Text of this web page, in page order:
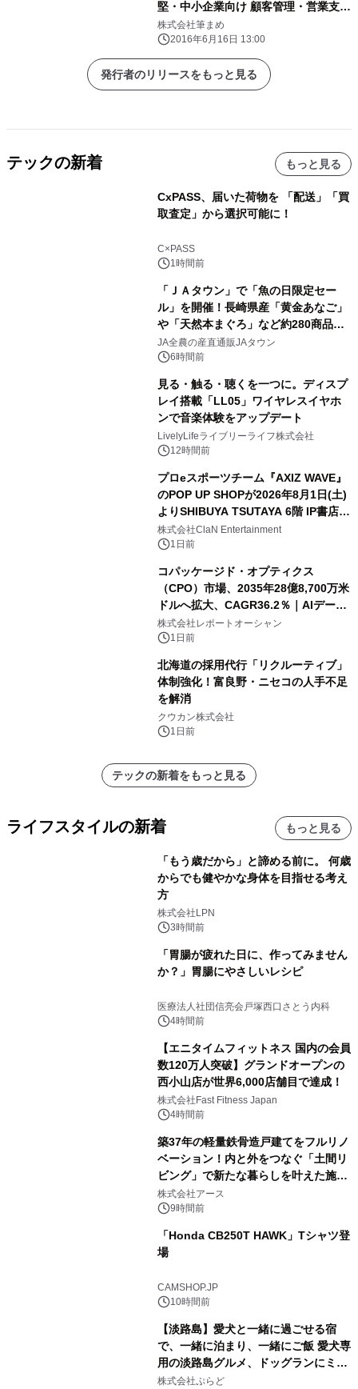
堅・中小企業向け 顧客管理・営業支援
ソリューションを展示、紹介
株式会社筆まめ
2016年6月16日 13:00
発行者のリリースをもっと見る
テックの新着 もっと見る
CxPASS、届いた荷物を 「配送」「買
取査定」から選択可能に！
C×PASS
1時間前
「ＪＡタウン」で「魚の日限定セー
ル」を開催！長崎県産「黄金あなご」
や「天然本まぐろ」など約280商品を
販売！～毎月１０日の定例企画～
JA全農の産直通販JAタウン
6時間前
見る・触る・聴くを一つに。ディスプ
レイ搭載「LL05」ワイヤレスイヤホ
ンで音楽体験をアップデート
LivelyLifeライブリーライフ株式会社
12時間前
プロeスポーツチーム『AXIZ WAVE』
のPOP UP SHOPが2026年8月1日(土)
よりSHIBUYA TSUTAYA 6階 IP書店で
開催決定！！
株式会社ClaN Entertainment
1日前
コパッケージド・オプティクス
（CPO）市場、2035年28億8,700万米
ドルへ拡大、CAGR36.2％｜AIデータ
センター・高速光通信需要が成長を加
速
株式会社レポートオーシャン
1日前
北海道の採用代行「リクルーティブ」
体制強化！富良野・ニセコの人手不足
を解消
クウカン株式会社
1日前
テックの新着をもっと見る
ライフスタイルの新着 もっと見る
「もう歳だから」と諦める前に。 何歳
からでも健やかな身体を目指せる考え
方
株式会社LPN
3時間前
「胃腸が疲れた日に、作ってみません
か？」胃腸にやさしいレシピ
医療法人社団信亮会戸塚西口さとう内科
4時間前
【エニタイムフィットネス 国内の会員
数120万人突破】グランドオープンの
西小山店が世界6,000店舗目で達成！
株式会社Fast Fitness Japan
4時間前
築37年の軽量鉄骨造戸建てをフルリノ
ベーション！内と外をつなぐ「土間リ
ビング」で新たな暮らしを叶えた施工
事例を株式会社アースが公開
株式会社アース
9時間前
「Honda CB250T HAWK」Tシャツ登
場
CAMSHOP.JP
10時間前
【淡路島】愛犬と一緒に過ごせる宿
で、一緒に泊まり、一緒にご飯 愛犬専
用の淡路島グルメ、ドッグランにミニ
プール グランピングとトレーラーハウ
株式会社ぷらど